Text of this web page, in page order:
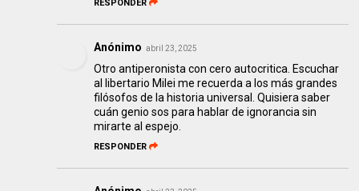
RESPONDER
Anónimo abril 23, 2025
Otro antiperonista con cero autocritica. Escuchar
al libertario Milei me recuerda a los más grandes
filósofos de la historia universal. Quisiera saber
cuán genio sos para hablar de ignorancia sin
mirarte al espejo.
RESPONDER